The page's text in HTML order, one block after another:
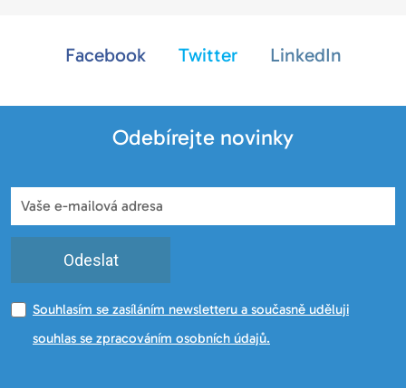
Facebook Twitter LinkedIn
Odebírejte novinky
Odeslat
Souhlasím se zasíláním newsletteru a současně uděluji
souhlas se zpracováním osobních údajů.